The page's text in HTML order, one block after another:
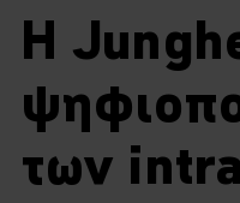
Η
των